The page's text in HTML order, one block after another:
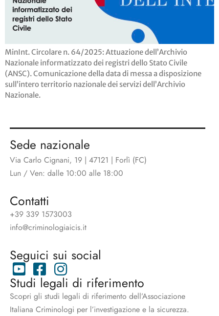
MinInt. Circolare n. 64/2025: Attuazione dell’Archivio
Nazionale informatizzato dei registri dello Stato Civile
(ANSC). Comunicazione della data di messa a disposizione
sull’intero territorio nazionale dei servizi dell’Archivio
Nazionale.
Sede nazionale
Via Carlo Cignani, 19 | 47121 | Forlì (FC)
Lun / Ven: dalle 10:00 alle 18:00
Contatti
+39 339 1573003
info@criminologiaicis.it
Seguici sui social
Studi legali di riferimento
Scopri gli studi legali di riferimento dell’Associazione
Italiana Criminologi per l’investigazione e la sicurezza.